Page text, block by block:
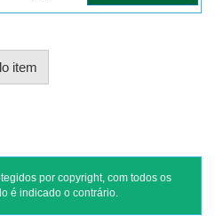
item
por copyright, com todos os
é indicado o contrário.